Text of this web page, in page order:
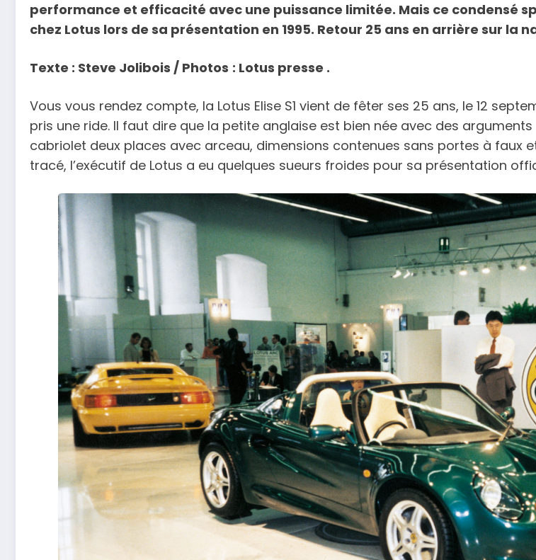
performance et efficacité avec une puissance limitée. Mais ce condensé
chez Lotus lors de sa présentation en 1995. Retour 25 ans en arrière sur la
Texte : Steve Jolibois / Photos : Lotus presse .
Vous vous rendez compte, la Lotus Elise S1 vient de fêter ses 25 ans, le 12
pris une ride. Il faut dire que la petite anglaise est bien née avec des
cabriolet deux places avec arceau, dimensions contenues sans portes à faux
tracé, l’exécutif de Lotus a eu quelques sueurs froides pour sa présentation